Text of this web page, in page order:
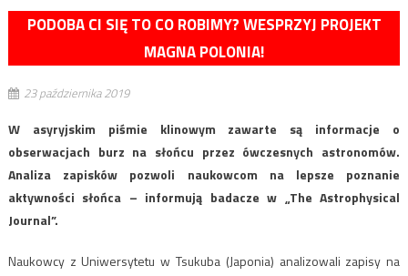
PODOBA CI SIĘ TO CO ROBIMY? WESPRZYJ PROJEKT
MAGNA POLONIA!
23 października 2019
W asyryjskim piśmie klinowym zawarte są informacje o
obserwacjach burz na słońcu przez ówczesnych astronomów.
Analiza zapisków pozwoli naukowcom na lepsze poznanie
aktywności słońca – informują badacze w „The Astrophysical
Journal”.
Naukowcy z Uniwersytetu w Tsukuba (Japonia) analizowali zapisy na